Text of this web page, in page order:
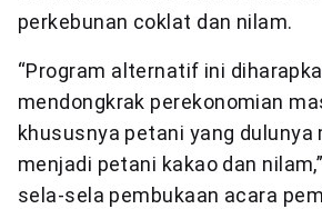
perkebunan coklat dan nilam.
“Program alternatif ini
mendongkrak perekonomian
khususnya petani yang dulunya
menjadi petani kakao dan
sela-sela pembukaan acara